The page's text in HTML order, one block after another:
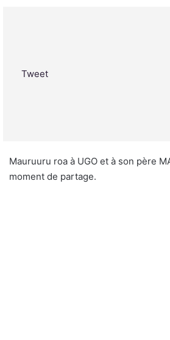
Tweet
Mauruuru roa à UGO et à son père
moment de partage.